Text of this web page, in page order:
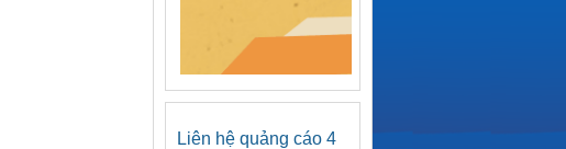
Liên hệ quảng cáo 4